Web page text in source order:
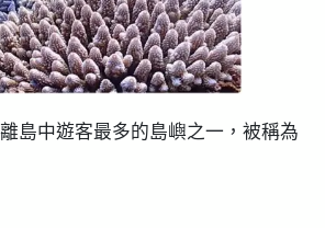
島中遊客最多的島嶼之一，被稱為